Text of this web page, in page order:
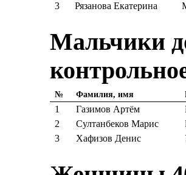
3
Рязанова Екатерина
Мальчики
№ Фамилия, имя
1 Газимов Артём
2
Султанбеков Марис
3
Хафизов Денис